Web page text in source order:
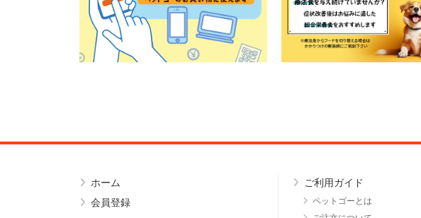
ホーム
会員登録
ご利用ガイド
ペットゴーとは